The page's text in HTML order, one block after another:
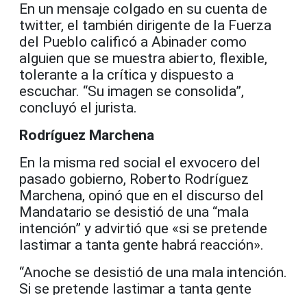
En un mensaje colgado en su cuenta de
twitter, el también dirigente de la Fuerza
del Pueblo calificó a Abinader como
alguien que se muestra abierto, flexible,
tolerante a la crítica y dispuesto a
escuchar. “Su imagen se consolida”,
concluyó el jurista.
Rodríguez Marchena
En la misma red social el exvocero del
pasado gobierno, Roberto Rodríguez
Marchena, opinó que en el discurso del
Mandatario se desistió de una “mala
intención” y advirtió que «si se pretende
lastimar a tanta gente habrá reacción».
“Anoche se desistió de una mala intención.
Si se pretende lastimar a tanta gente